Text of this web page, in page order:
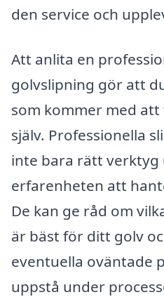
den service och
Att anlita en
golvslipning gör att
som kommer med
själv. Professionella
inte bara rätt verktyg
erfarenheten att
De kan ge råd om
är bäst för ditt golv
eventuella oväntade
uppstå under